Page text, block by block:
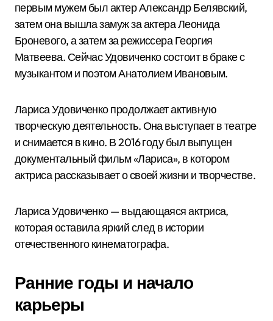
первым мужем был актер Александр Белявский,
затем она вышла замуж за актера Леонида
Броневого, а затем за режиссера Георгия
Матвеева. Сейчас Удовиченко состоит в браке с
музыкантом и поэтом Анатолием Ивановым.
Лариса Удовиченко продолжает активную
творческую деятельность. Она выступает в театре
и снимается в кино. В 2016 году был выпущен
документальный фильм «Лариса», в котором
актриса рассказывает о своей жизни и творчестве.
Лариса Удовиченко — выдающаяся актриса,
которая оставила яркий след в истории
отечественного кинематографа.
Ранние годы и начало
карьеры